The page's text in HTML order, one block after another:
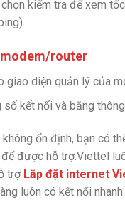
kiểm tra để xem
router
giao diện quản lý của
số kết nối và băng
ổn định, bạn có
được hỗ trợ.Viettel
trợ Lắp đặt internet
luôn có kết nối